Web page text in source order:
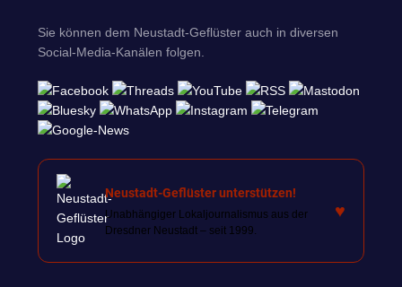
Sie können dem Neustadt-Geflüster auch in diversen
Social-Media-Kanälen folgen.
Neustadt-Geflüster unterstützen!
Unabhängiger Lokaljournalismus aus der
Dresdner Neustadt – seit 1999.
♥